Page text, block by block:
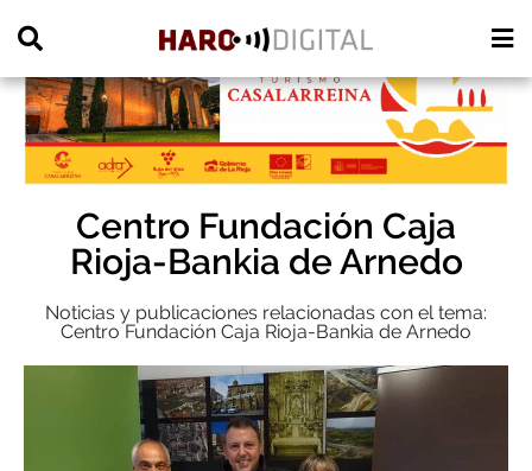
Centro Fundación Caja
Rioja-Bankia de Arnedo
Noticias y publicaciones relacionadas con el tema:
Centro Fundación Caja Rioja-Bankia de Arnedo